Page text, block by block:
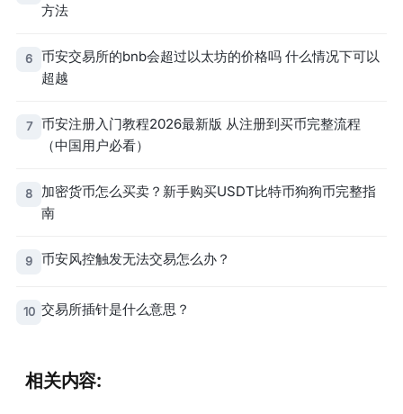
方法
6
币安交易所的bnb会超过以太坊的价格吗 什么情况下可以
超越
7
币安注册入门教程2026最新版 从注册到买币完整流程
（中国用户必看）
8
加密货币怎么买卖？新手购买USDT比特币狗狗币完整指
南
9 币安风控触发无法交易怎么办？
10 交易所插针是什么意思？
相关内容: